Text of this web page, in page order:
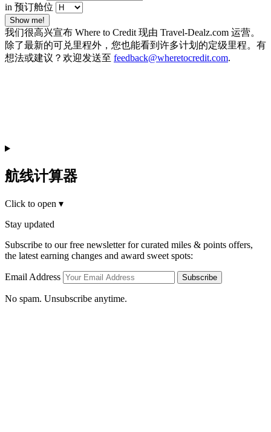
in 预订舱位
Show me!
我们很高兴宣布 Where to Credit 现由 Travel-Dealz.com 运营。
除了最新的可兑里程外，您也能看到许多计划的定级里程。有
想法或建议？欢迎发送至 feedback@wheretocredit.com.
航线计算器
Click to open ▾
Stay updated
Subscribe to our free newsletter for curated miles & points offers,
the latest earning changes and award sweet spots:
Email Address Subscribe
No spam. Unsubscribe anytime.